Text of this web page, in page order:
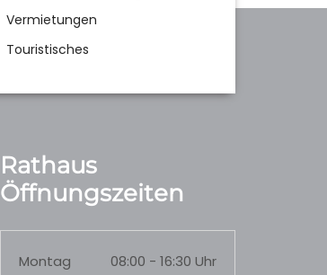
Vermietungen
Touristisches
Rathaus
Öffnungszeiten
Montag 08:00 - 16:30 Uhr